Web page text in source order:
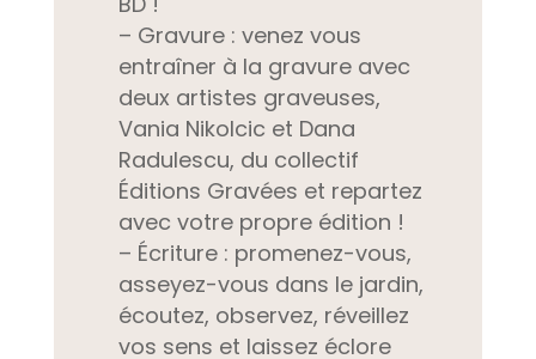
– Gravure : venez vous
entraîner à la gravure avec
deux artistes graveuses,
Vania Nikolcic et Dana
Radulescu, du collectif
Éditions Gravées et repartez
avec votre propre édition !
– Écriture : promenez-vous,
asseyez-vous dans le jardin,
écoutez, observez, réveillez
vos sens et laissez éclore